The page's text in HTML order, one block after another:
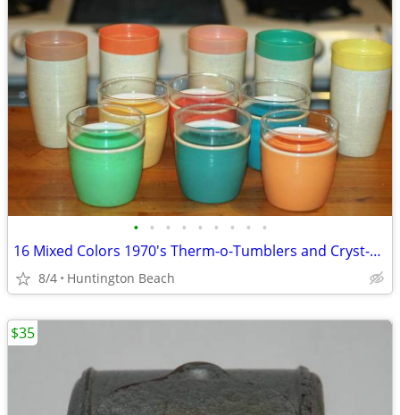
• • • • • • • • •
16 Mixed Colors 1970's Therm-o-Tumblers and Cryst-o-Therm
8/4 Huntington Beach
$35